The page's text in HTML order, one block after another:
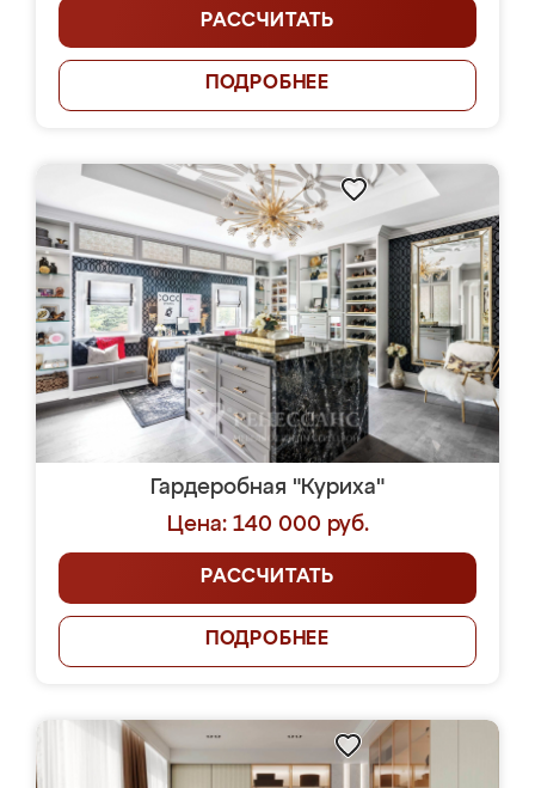
РАССЧИТАТЬ
ПОДРОБНЕЕ
Гардеробная "Куриха"
Цена: 140 000 руб.
РАССЧИТАТЬ
ПОДРОБНЕЕ